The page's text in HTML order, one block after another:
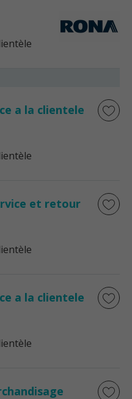
a la clientele
et retour
a la clientele